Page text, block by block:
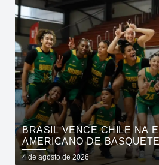
BRASIL VENCE CHILE NA
AMERICANO DE
4 de agosto de 2026